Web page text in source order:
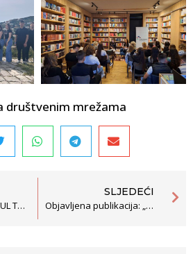
društvenim mrežama
ODRŽAN PRVI MODUL TRENINGA ZA LOKALNE ODBORNICE
SLJEDEĆI
Objavljena publikacija: „18 godina nezavisnosti – pogled naprijed. Putokaz ka EU napretku“